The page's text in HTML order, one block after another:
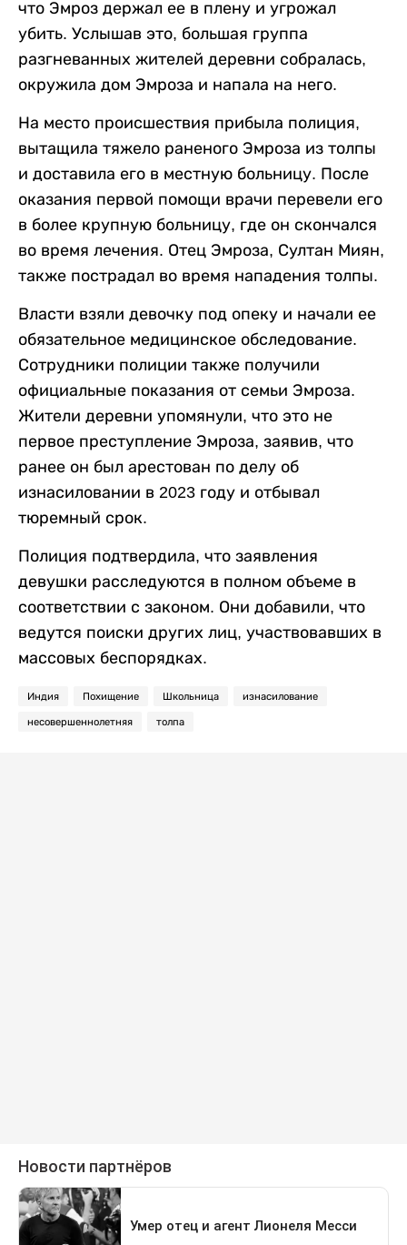
что Эмроз держал ее в плену и угрожал
убить. Услышав это, большая группа
разгневанных жителей деревни собралась,
окружила дом Эмроза и напала на него.
На место происшествия прибыла полиция,
вытащила тяжело раненого Эмроза из толпы
и доставила его в местную больницу. После
оказания первой помощи врачи перевели его
в более крупную больницу, где он скончался
во время лечения. Отец Эмроза, Султан Миян,
также пострадал во время нападения толпы.
Власти взяли девочку под опеку и начали ее
обязательное медицинское обследование.
Сотрудники полиции также получили
официальные показания от семьи Эмроза.
Жители деревни упомянули, что это не
первое преступление Эмроза, заявив, что
ранее он был арестован по делу об
изнасиловании в 2023 году и отбывал
тюремный срок.
Полиция подтвердила, что заявления
девушки расследуются в полном объеме в
соответствии с законом. Они добавили, что
ведутся поиски других лиц, участвовавших в
массовых беспорядках.
Индия Похищение Школьница изнасилование
несовершеннолетняя толпа